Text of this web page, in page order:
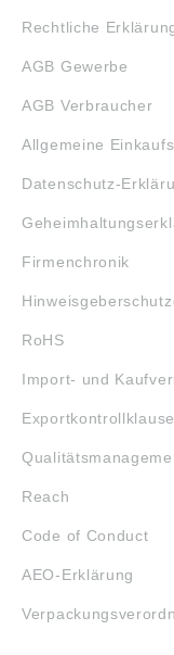
Rechtliche
AGB Gewerbe
AGB Verbraucher
Allgemeine
Datenschutz-
Firmenchronik
RoHS
Import- und
Reach
Code of Conduct
AEO-Erklärung